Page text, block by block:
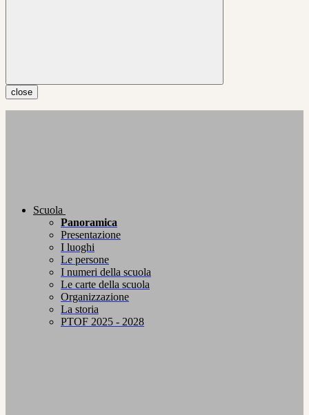
close
Scuola
Panoramica
Presentazione
I luoghi
Le persone
I numeri della scuola
Le carte della scuola
Organizzazione
La storia
PTOF 2025 - 2028